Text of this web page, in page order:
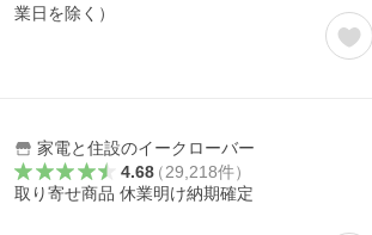
業日を除く）
家電と住設のイークローバー
4.68（29,218件）
取り寄せ商品 休業明け納期確定